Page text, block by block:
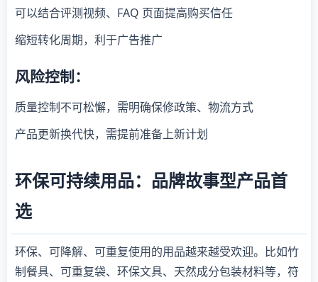
可以结合评测视频、FAQ 页面提高购买信任
缩短转化周期，利于广告推广
风险控制：
质量控制不可松懈，需明确保修政策、物流方式
产品更新换代快，需提前准备上新计划
环保可持续用品：品牌故事型产品首
选
环保、可降解、可重复使用的用品越来越受欢迎。比如竹
制餐具、可重复袋、环保文具、天然成分包装材料等，符